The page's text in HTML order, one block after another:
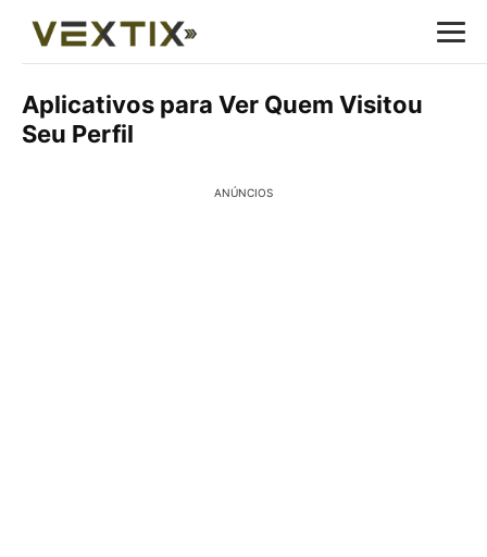
Aplicativos para Ver Quem Visitou
Seu Perfil
ANÚNCIOS